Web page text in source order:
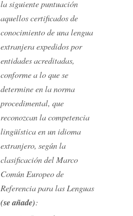
la siguiente puntuación
aquellos certificados de
conocimiento de una lengua
extranjera expedidos por
entidades acreditadas,
conforme a lo que se
determine en la norma
procedimental, que
reconozcan la competencia
lingüística en un idioma
extranjero, según la
clasificación del Marco
Común Europeo de
Referencia para las Lenguas
(se añade):